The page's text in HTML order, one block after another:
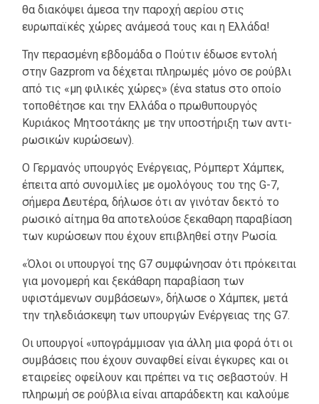
θα διακόψει άμεσα την παροχή αερίου στις
ευρωπαϊκές χώρες ανάμεσά τους και η Ελλάδα!
Την περασμένη εβδομάδα ο Πούτιν έδωσε εντολή
στην Gazprom να δέχεται πληρωμές μόνο σε ρούβλι
από τις «μη φιλικές χώρες» (ένα status στο οποίο
τοποθέτησε και την Ελλάδα ο πρωθυπουργός
Κυριάκος Μητσοτάκης με την υποστήριξη των αντι-
ρωσικών κυρώσεων).
Ο Γερμανός υπουργός Ενέργειας, Ρόμπερτ Χάμπεκ,
έπειτα από συνομιλίες με ομολόγους του της G-7,
σήμερα Δευτέρα, δήλωσε ότι αν γινόταν δεκτό το
ρωσικό αίτημα θα αποτελούσε ξεκαθαρη παραβίαση
των κυρώσεων που έχουν επιβληθεί στην Ρωσία.
«Όλοι οι υπουργοί της G7 συμφώνησαν ότι πρόκειται
για μονομερή και ξεκάθαρη παραβίαση των
υφιστάμενων συμβάσεων», δήλωσε ο Χάμπεκ, μετά
την τηλεδιάσκεψη των υπουργών Ενέργειας της G7.
Οι υπουργοί «υπογράμμισαν για άλλη μια φορά ότι οι
συμβάσεις που έχουν συναφθεί είναι έγκυρες και οι
εταιρείες οφείλουν και πρέπει να τις σεβαστούν. Η
πληρωμή σε ρούβλια είναι απαράδεκτη και καλούμε